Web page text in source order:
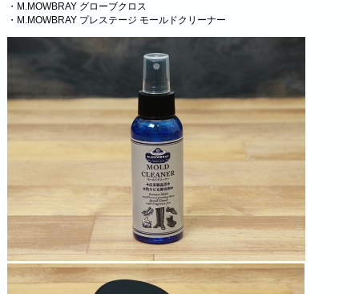
・ M.MOWBRAY グローブクロス
・ M.MOWBRAY プレステージ モールドクリーナー